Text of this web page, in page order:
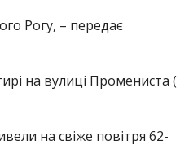
Рогу, – передає
на вулиці Промениста (
на свіже повітря 62-